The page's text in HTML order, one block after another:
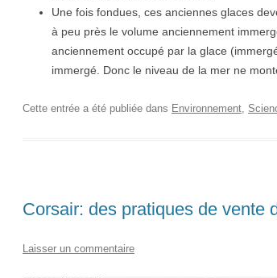
Une fois fondues, ces anciennes glaces
à peu près le volume anciennement
anciennement occupé par la glace
immergé. Donc le niveau de la mer ne
Cette entrée a été publiée dans Environnement
Corsair: des pratiques de vente
Laisser un commentaire